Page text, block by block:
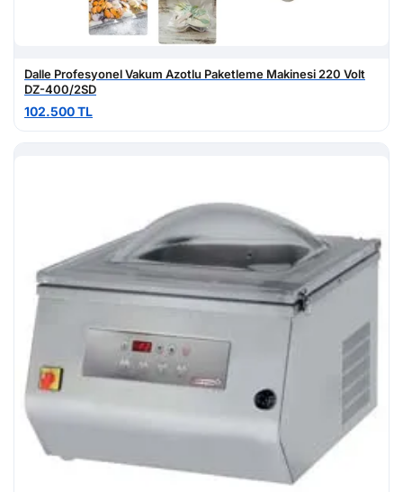
Dalle Profesyonel Vakum Azotlu Paketleme Makinesi 220 Volt
DZ-400/2SD
102.500 TL